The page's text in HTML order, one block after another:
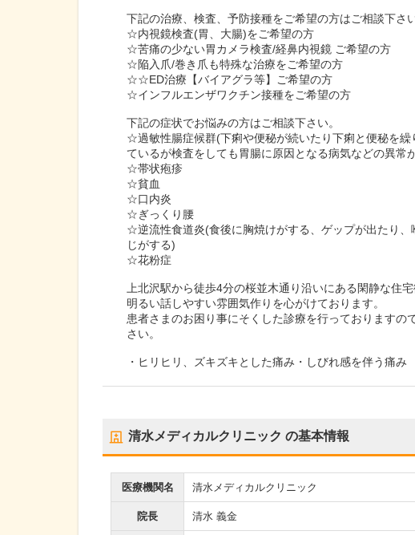
下記の治療、検査、予防接種をご希望の方はご相談下さい
☆内視鏡検査(胃、大腸)をご希望の方
☆苦痛の少ない胃カメラ検査/経鼻内視鏡 ご希望の方
☆陥入爪/巻き爪も特殊な治療をご希望の方
☆☆ED治療【バイアグラ等】ご希望の方
☆インフルエンザワクチン接種をご希望の方
下記の症状でお悩みの方はご相談下さい。
☆過敏性腸症候群(下痢や便秘が続いたり下痢と便秘を
ているが検査をしても胃腸に原因となる病気などの異常
☆帯状疱疹
☆貧血
☆口内炎
☆ぎっくり腰
☆逆流性食道炎(食後に胸焼けがする、ゲップが出たり
じがする)
☆花粉症
上北沢駅から徒歩4分の桜並木通り沿いにある閑静な住
明るい話しやすい雰囲気作りを心がけております。
患者さまのお困り事にそくした診療を行っております
さい。
・ヒリヒリ、ズキズキとした痛み・しびれ感を伴う痛み
清水メディカルクリニック の基本情報
医療機関名 清水メディカルクリニック
院長 清水 義金